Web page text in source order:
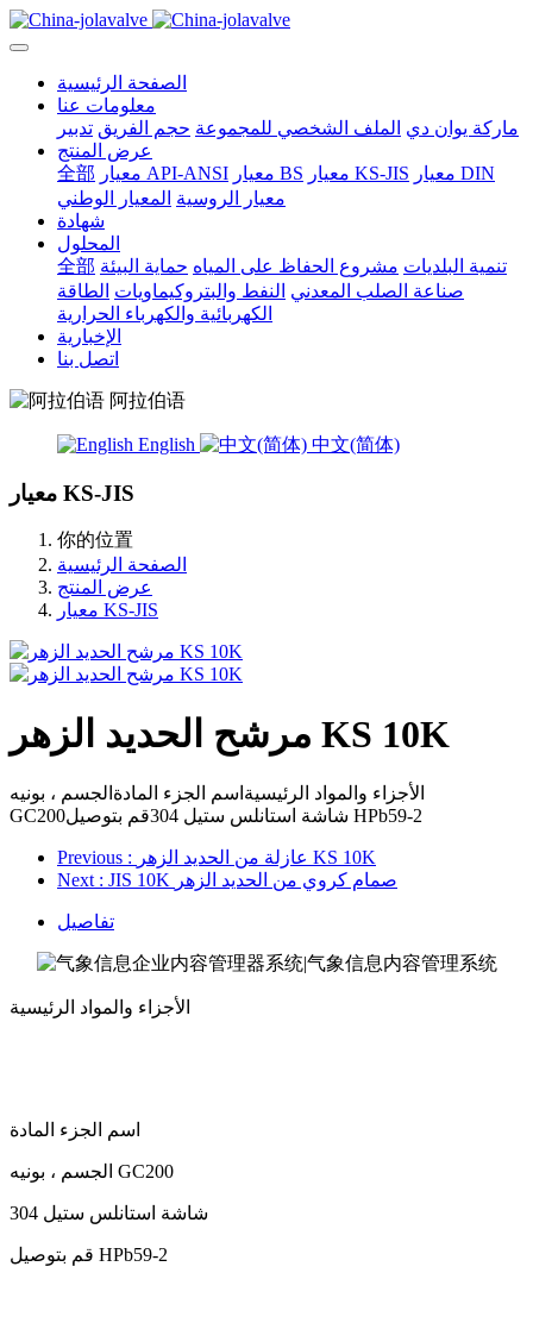
الصفحة الرئيسية
معلومات عنا
ماركة يوان دي الملف الشخصي للمجموعة حجم الفريق تدبير
عرض المنتج
全部
معيار API-ANSI معيار BS معيار KS-JIS
معيار DIN
معيار الروسية المعيار الوطني
شهادة
المحلول
全部
تنمية البلديات مشروع الحفاظ على المياه حماية البيئة
صناعة الصلب المعدني النفط والبتروكيماويات الطاقة
الكهربائية والكهرباء الحرارية
الإخبارية
اتصل بنا
阿拉伯语
English 中文(简体)
معيار KS-JIS
你的位置
الصفحة الرئيسية
عرض المنتج
معيار KS-JIS
مرشح الحديد الزهر KS 10K
الأجزاء والمواد الرئيسيةاسم الجزء المادةالجسم ، بونيه
GC200شاشة استانلس ستيل 304قم بتوصيل HPb59-2
Previous
: عازلة من الحديد الزهر KS 10K
Next
: JIS 10K صمام كروي من الحديد الزهر
تفاصيل
الأجزاء والمواد الرئيسية
اسم الجزء المادة
الجسم ، بونيه GC200
شاشة استانلس ستيل 304
قم بتوصيل HPb59-2